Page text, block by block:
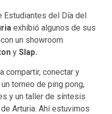
Estudiantes del Día del
exhibió algunos de sus
un showroom
y Slap.
compartir, conectar y
torneo de ping pong,
y un taller de síntesis
Arturia. Ahí estuvimos